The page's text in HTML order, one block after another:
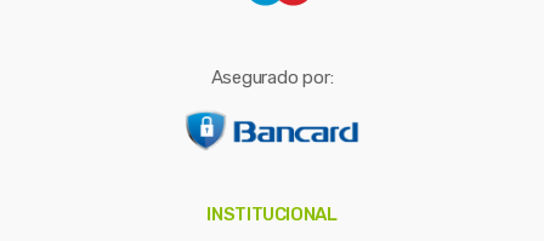
Asegurado por:
INSTITUCIONAL